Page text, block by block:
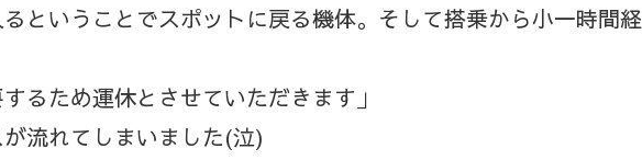
ということでスポットに戻る機体。そして搭乗から小一時間経
るため運休とさせていただきます」
流れてしまいました(泣)